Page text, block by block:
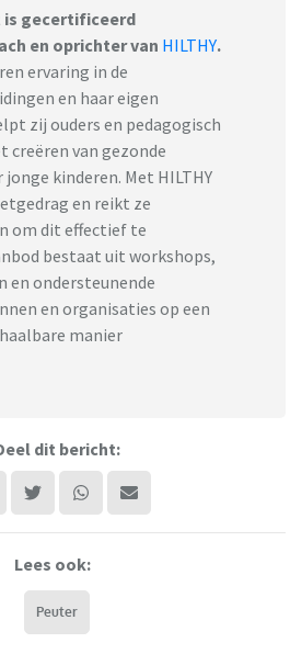
is gecertificeerd
en oprichter van HILTHY.
ervaring in de
en haar eigen
zij ouders en pedagogisch
creëren van gezonde
kinderen. Met HILTHY
en reikt ze
om dit effectief te
bestaat uit workshops,
en ondersteunende
en organisaties op een
manier
dit bericht:
Lees ook:
Peuter